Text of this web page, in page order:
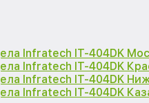
Infratech IT-404DK
Infratech IT-404DK
Infratech IT-404DK
Infratech IT-404DK